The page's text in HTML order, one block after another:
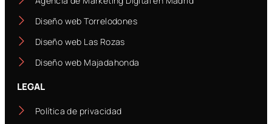
Diseño web Torrelodones
Diseño web Las Rozas
Diseño web Majadahonda
LEGAL
Política de privacidad